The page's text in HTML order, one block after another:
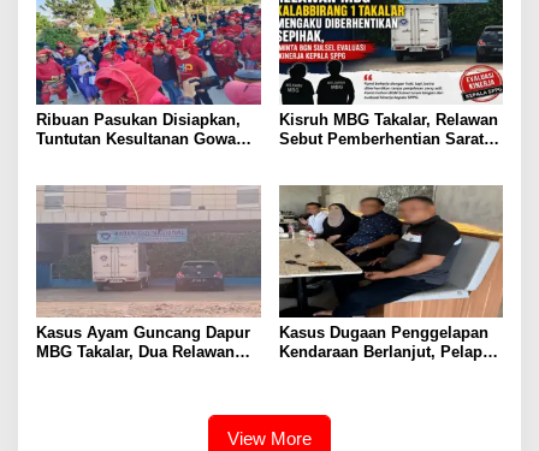
Ribuan Pasukan Disiapkan,
Tuntutan Kesultanan Gowa
Kisruh MBG Takalar, Relawan
Sebut Pemberhentian Sarat
Kasus Ayam Guncang Dapur
MBG Takalar, Dua Relawan
Kasus Dugaan Penggelapan
Kendaraan Berlanjut, Pelapor
View More